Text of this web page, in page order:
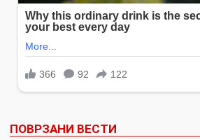
ПОВРЗАНИ ВЕСТИ